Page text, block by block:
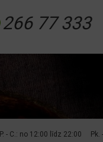
266 77 333
P. - C.: no 12:00 līdz 22:00